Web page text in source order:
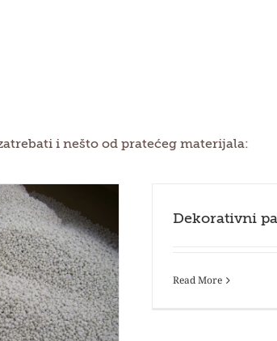
i nešto od pratećeg materijala:
Dekorativni
Read More